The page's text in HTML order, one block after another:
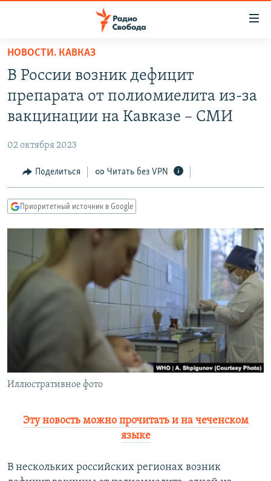
упрощенного
доступа
основному
Вернутся
Вернутся
АВТОРСКИЕ ПРОЕКТЫ
МНЕНИЯ
КУЛЬТУРА
КАВКАЗ.РЕАЛИИ
СЕВЕР.РЕАЛИИ
СИБИРЬ.РЕАЛИИ
РАСПИСАНИЕ ВЕЩАНИЯ
ПОДПИШИТЕСЬ НА РАССЫЛКУ
Все сайты РСЕ/РС
НОВОСТИ. КАВКАЗ
В России возник дефицит
препарата от полиомиелита из-за
вакцинации на Кавказе – СМИ
02 октября 2023
Поделиться Читать без VPN
Приоритетный источник в Google
Иллюстративное фото
Эту новость можно прочитать и на чеченском
языке
В нескольких российских регионах возник